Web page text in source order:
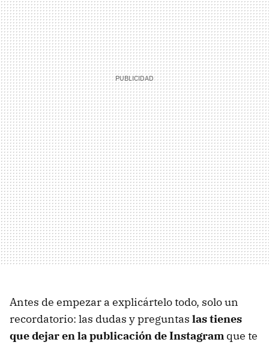
Antes de empezar a explicártelo todo, solo un
recordatorio: las dudas y preguntas las tienes
que dejar en la publicación de Instagram que te